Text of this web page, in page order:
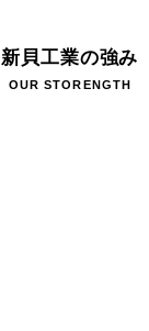
新貝工業の強み
OUR STORENGTH